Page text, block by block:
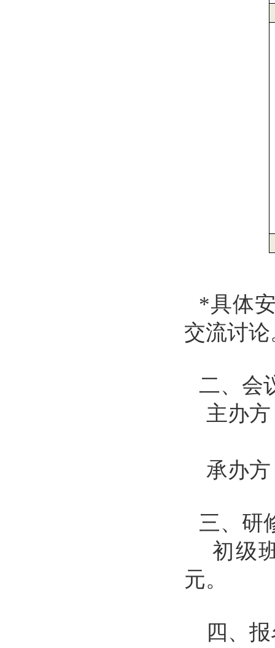
*具体
交流讨论
二、会
主办方
承办方
三、研
初级
元。
四、